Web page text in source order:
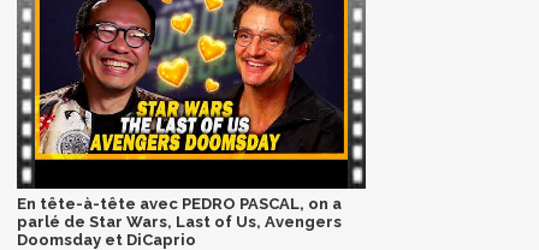
En tête-à-tête avec PEDRO PASCAL, on a
parlé de Star Wars, Last of Us, Avengers
Doomsday et DiCaprio